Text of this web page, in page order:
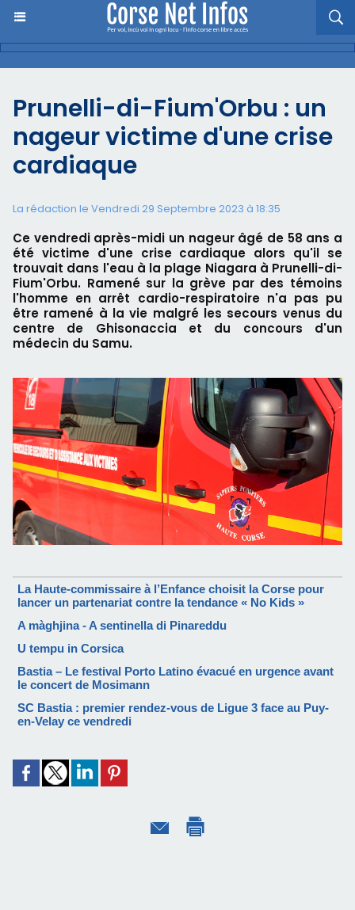
Prunelli-di-Fium'Orbu : un
nageur victime d'une crise
cardiaque
La rédaction le Vendredi 29 Septembre 2023 à 18:35
Ce vendredi après-midi un nageur âgé de 58 ans a
été victime d'une crise cardiaque alors qu'il se
trouvait dans l'eau à la plage Niagara à Prunelli-di-
Fium'Orbu. Ramené sur la grève par des témoins
l'homme en arrêt cardio-respiratoire n'a pas pu
être ramené à la vie malgré les secours venus du
centre de Ghisonaccia et du concours d'un
médecin du Samu.
La Haute-commissaire à l’Enfance choisit la Corse pour
lancer un partenariat contre la tendance « No Kids »
A màghjina - A sentinella di Pinareddu
U tempu in Corsica
Bastia – Le festival Porto Latino évacué en urgence avant
le concert de Mosimann
SC Bastia : premier rendez-vous de Ligue 3 face au Puy-
en-Velay ce vendredi